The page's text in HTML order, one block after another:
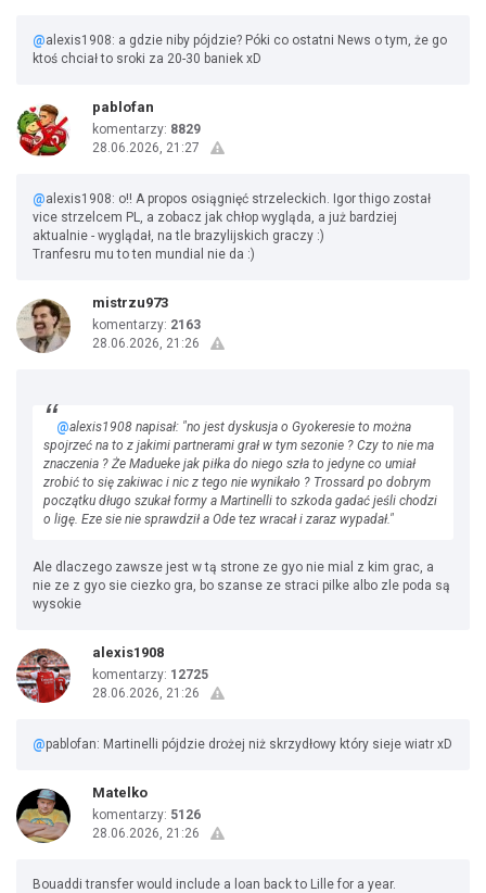
@alexis1908: a gdzie niby pójdzie? Póki co ostatni News o tym, że go
ktoś chciał to sroki za 20-30 baniek xD
pablofan
komentarzy: 8829
28.06.2026, 21:27
@alexis1908: o!! A propos osiągnięć strzeleckich. Igor thigo został
vice strzelcem PL, a zobacz jak chłop wygląda, a już bardziej
aktualnie - wyglądał, na tle brazylijskich graczy :)
Tranfesru mu to ten mundial nie da :)
mistrzu973
komentarzy: 2163
28.06.2026, 21:26
@alexis1908 napisał: "no jest dyskusja o Gyokeresie to można
spojrzeć na to z jakimi partnerami grał w tym sezonie ? Czy to nie ma
znaczenia ? Że Madueke jak piłka do niego szła to jedyne co umiał
zrobić to się zakiwac i nic z tego nie wynikało ? Trossard po dobrym
początku długo szukał formy a Martinelli to szkoda gadać jeśli chodzi
o ligę. Eze sie nie sprawdził a Ode tez wracał i zaraz wypadał."
Ale dlaczego zawsze jest w tą strone ze gyo nie mial z kim grac, a
nie ze z gyo sie ciezko gra, bo szanse ze straci pilke albo zle poda są
wysokie
alexis1908
komentarzy: 12725
28.06.2026, 21:26
@pablofan: Martinelli pójdzie drożej niż skrzydłowy który sieje wiatr xD
Matelko
komentarzy: 5126
28.06.2026, 21:26
Bouaddi transfer would include a loan back to Lille for a year.